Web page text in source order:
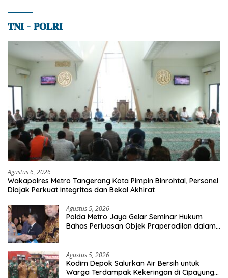
𝐓𝐍𝐈 – 𝐏𝐎𝐋𝐑𝐈
Agustus 6, 2026
Wakapolres Metro Tangerang Kota Pimpin Binrohtal, Personel
Diajak Perkuat Integritas dan Bekal Akhirat
Agustus 5, 2026
Polda Metro Jaya Gelar Seminar Hukum
Bahas Perluasan Objek Praperadilan dalam
Agustus 5, 2026
Kodim Depok Salurkan Air Bersih untuk
Warga Terdampak Kekeringan di Cipayung